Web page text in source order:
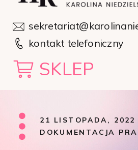
kontakt telefoniczny
SKLEP
DOKUMENTACJA
21 LISTOPADA, 2022